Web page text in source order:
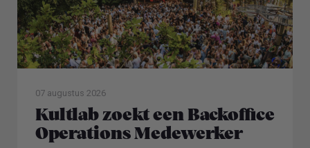
07 augustus 2026
Kultlab zoekt een Backoffice
Operations Medewerker